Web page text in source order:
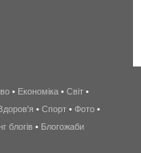
беспроводной
интернет
киев
• Економіка • Світ •
• Спорт • Фото •
блогів • Блогожаби